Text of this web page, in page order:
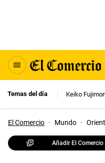
Temas del día Keiko
El Comercio · Mundo ·
Añadir El